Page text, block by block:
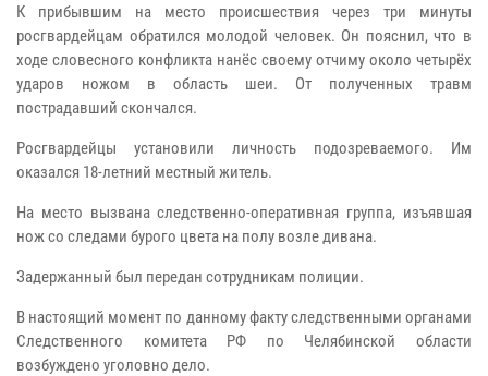
К прибывшим на место происшествия через три минуты
росгвардейцам обратился молодой человек. Он пояснил, что в
ходе словесного конфликта нанёс своему отчиму около четырёх
ударов ножом в область шеи. От полученных травм
пострадавший скончался.
Росгвардейцы установили личность подозреваемого. Им
оказался 18-летний местный житель.
На место вызвана следственно-оперативная группа, изъявшая
нож со следами бурого цвета на полу возле дивана.
Задержанный был передан сотрудникам полиции.
В настоящий момент по данному факту следственными органами
Следственного комитета РФ по Челябинской области
возбуждено уголовно дело.